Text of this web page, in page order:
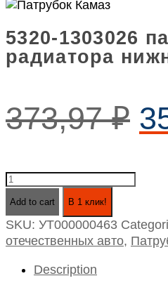
5320-1303026
радиатора
373,97₽
5320-
силиконовый
для
радиатора
Add to cart В 1 клик!
SKU: УТ000000463
отечественных авто,
Description